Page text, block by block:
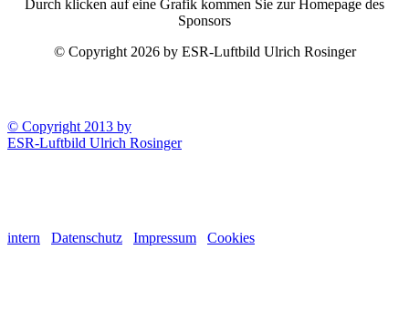
Durch klicken auf eine Grafik kommen Sie zur Homepage des
Sponsors
© Copyright 2026 by ESR-Luftbild Ulrich Rosinger
© Copyright 2013 by
ESR-Luftbild Ulrich Rosinger
intern Datenschutz Impressum Cookies